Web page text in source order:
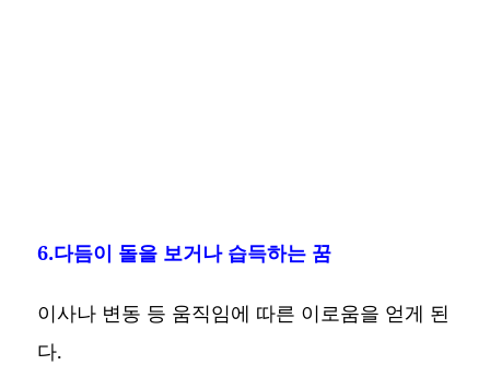
6.다듬이 돌을 보거나 습득하는 꿈
이사나 변동 등 움직임에 따른 이로움을 얻게 된
다.